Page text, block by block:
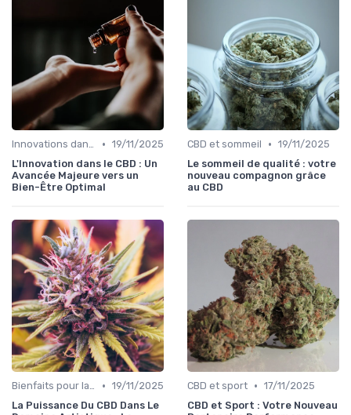
Innovations dans le CBD • 19/11/2025
L'Innovation dans le CBD : Un
Avancée Majeure vers un
Bien-Être Optimal
CBD et sommeil • 19/11/2025
Le sommeil de qualité : votre
nouveau compagnon grâce
au CBD
Bienfaits pour la santé • 19/11/2025
La Puissance Du CBD Dans Le
CBD et sport • 17/11/2025
CBD et Sport : Votre Nouveau